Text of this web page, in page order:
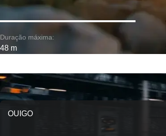
Duração máxima:
48 m
OUIGO